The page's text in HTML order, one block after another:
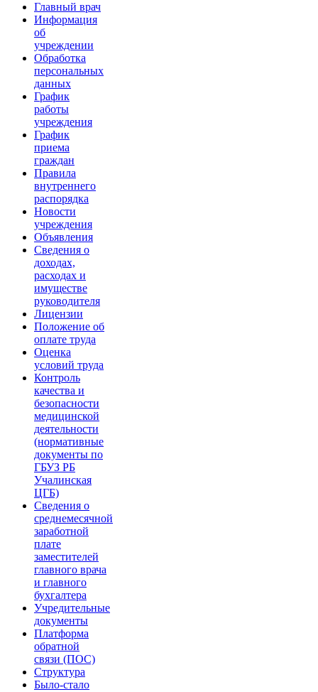
Главный врач
Информация
об
учреждении
Обработка
персональных
данных
График
работы
учреждения
График
приема
граждан
Правила
внутреннего
распорядка
Новости
учреждения
Объявления
Сведения о
доходах,
расходах и
имуществе
руководителя
Лицензии
Положение об
оплате труда
Оценка
условий труда
Контроль
качества и
безопасности
медицинской
деятельности
(нормативные
документы по
ГБУЗ РБ
Учалинская
ЦГБ)
Сведения о
среднемесячной
заработной
плате
заместителей
главного врача
и главного
бухгалтера
Учредительные
документы
Платформа
обратной
связи (ПОС)
Структура
Было-стало